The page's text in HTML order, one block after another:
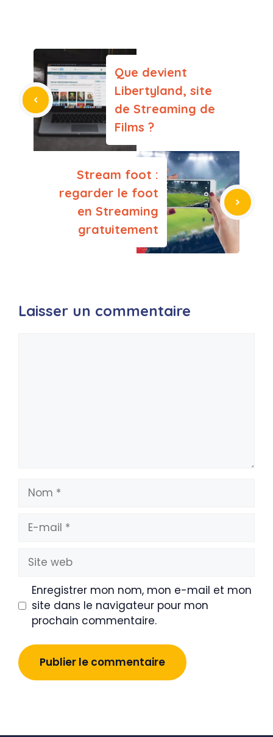
Que devient
Libertyland, site
de Streaming de
Films ?
Stream foot :
regarder le foot
en Streaming
gratuitement
Laisser un commentaire
Nom
mail
Site
web
Enregistrer mon nom, mon e-mail et mon
site dans le navigateur pour mon
prochain commentaire.